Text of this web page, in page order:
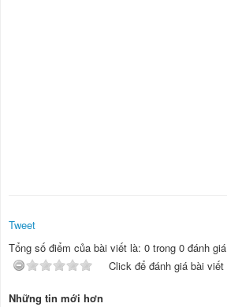
Tweet
Tổng số điểm của bài viết là: 0 trong 0 đánh giá
Click để đánh giá bài viết
Những tin mới hơn